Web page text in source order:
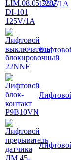
125V/1A